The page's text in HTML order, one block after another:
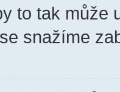
to tak může
snažíme